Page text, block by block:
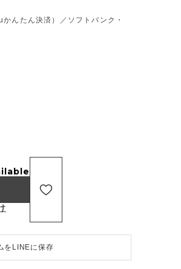
んたん決済）／ソフトバンク・
をLINEに保存